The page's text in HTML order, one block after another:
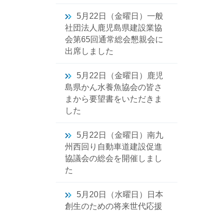
5月22日（金曜日）一般
社団法人鹿児島県建設業協
会第65回通常総会懇親会に
出席しました
5月22日（金曜日）鹿児
島県かん水養魚協会の皆さ
まから要望書をいただきま
した
5月22日（金曜日）南九
州西回り自動車道建設促進
協議会の総会を開催しまし
た
5月20日（水曜日）日本
創生のための将来世代応援